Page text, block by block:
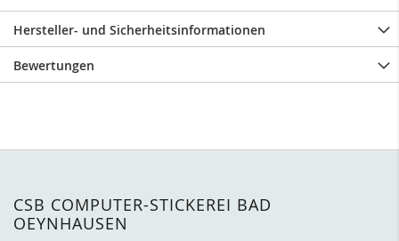
Hersteller- und Sicherheitsinformationen
Bewertungen
CSB COMPUTER-STICKEREI BAD
OEYNHAUSEN